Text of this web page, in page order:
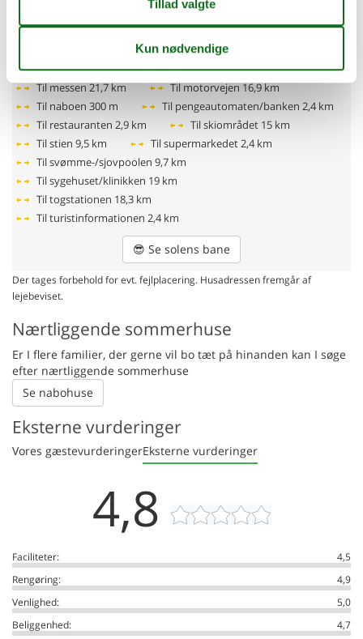
Til bjergbanen/svævebanen
Til busstoppestedet2,8 km Til centrum2,4 km
Til de termiske bade
Til golfbanen11,7 km Til lægen2,4 km
Til messen 21,7 km Til motorvejen 16,9 km
Til naboen 300 m Til pengeautomaten/banken 2,4 km
Til restauranten 2,9 km Til skiområdet 15 km
Til stien 9,5 km Til supermarkedet2,4 km
Til svømme-/sjovpoolen 9,7 km
Til sygehuset/klinikken 19 km
Til togstationen 18,3 km
Til turistinformationen 2,4 km
😎 Se solens bane
Der tages forbehold for evt. fejlplacering. Husadressen fremgår af
lejebeviset.
Nærtliggende sommerhuse
Er I flere familier, der gerne vil bo tæt på hinanden kan I søge
efter nærtliggende sommerhuse
Se nabohuse
Eksterne vurderinger
Vores gæstevurderingerEksterne vurderinger
4,8
Faciliteter:
4,5
Rengøring:
4,9
Venlighed:
5,0
Beliggenhed:
4,7